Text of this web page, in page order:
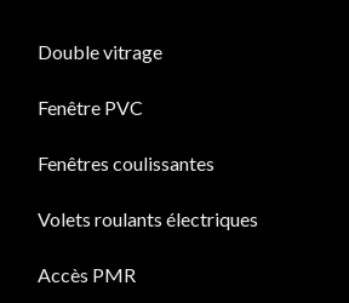
Double vitrage
Fenêtre PVC
Fenêtres coulissantes
Volets roulants électriques
Accès PMR